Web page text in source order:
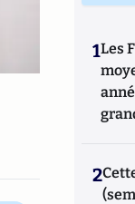
1Les
2